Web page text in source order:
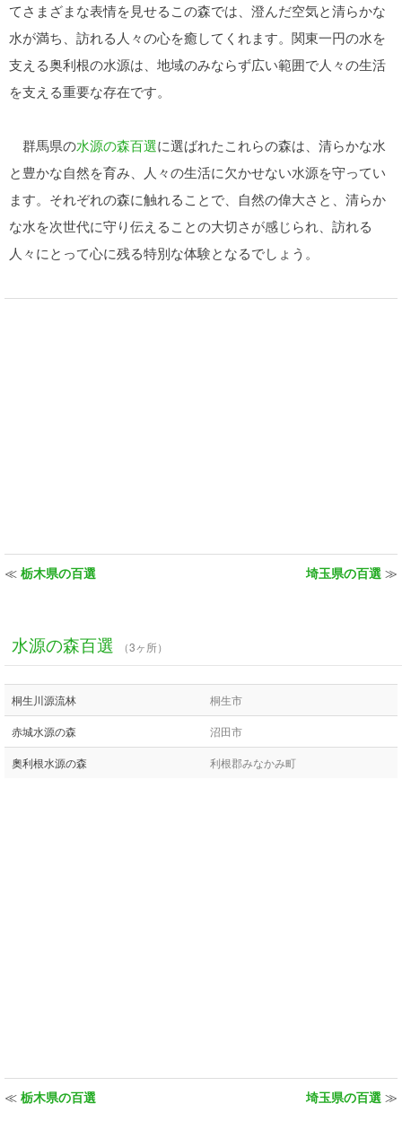
てさまざまな表情を見せるこの森では、澄んだ空気と清らかな
水が満ち、訪れる人々の心を癒してくれます。関東一円の水を
支える奥利根の水源は、地域のみならず広い範囲で人々の生活
を支える重要な存在です。
群馬県の水源の森百選に選ばれたこれらの森は、清らかな水
と豊かな自然を育み、人々の生活に欠かせない水源を守ってい
ます。それぞれの森に触れることで、自然の偉大さと、清らか
な水を次世代に守り伝えることの大切さが感じられ、訪れる
人々にとって心に残る特別な体験となるでしょう。
≪ 栃木県の百選 埼玉県の百選 ≫
水源の森百選 （3ヶ所）
桐生川源流林 桐生市
赤城水源の森 沼田市
奧利根水源の森 利根郡みなかみ町
≪ 栃木県の百選 埼玉県の百選 ≫